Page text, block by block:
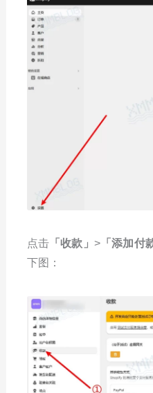
点击 「收款 」 > 「添加付
下图：